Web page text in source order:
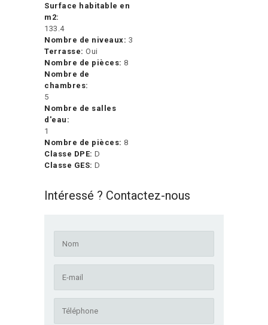
Surface habitable en
m2:
133.4
Nombre de niveaux: 3
Terrasse: Oui
Nombre de pièces: 8
Nombre de
chambres:
5
Nombre de salles
d'eau:
1
Nombre de pièces: 8
Classe DPE: D
Classe GES: D
Intéressé ? Contactez-nous